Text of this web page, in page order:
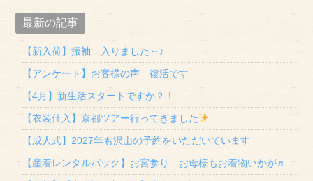
最新の記事
【新入荷】振袖 入りました～♪
【アンケート】お客様の声 復活です
【4月】新生活スタートですか？！
【衣装仕入】京都ツアー行ってきました
【成人式】2027年も沢山の予約をいただいています
【産着レンタルパック】お宮参り お母様もお着物いかが♬